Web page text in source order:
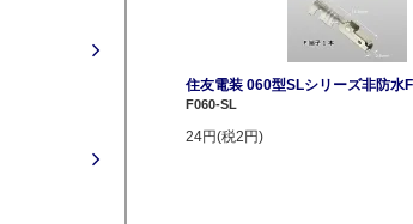
住友電装 060型SLシリーズ非防水
F060-SL
24円(税2円)